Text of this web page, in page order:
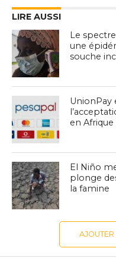
LIRE AUSSI
Le
une
souche
UnionPay
en Afrique
El Niño
plonge
la famine